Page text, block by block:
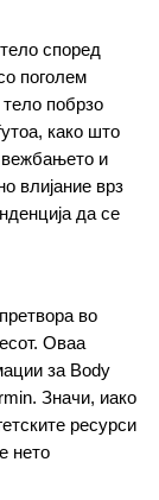
според
поголем
тело побрзо
како што
вежбањето и
влијание врз
да се
во
Оваа
за Body
Значи, иако
ресурси
нето